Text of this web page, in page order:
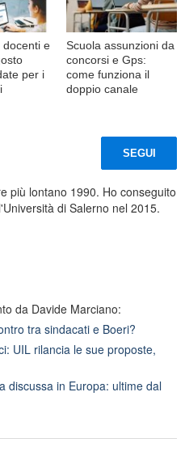
docenti e
per i
Scuola assunzioni da
concorsi e Gps:
come funziona il
doppio canale
SEGUI
più lontano 1990. Ho conseguito
di Salerno nel 2015.
da Davide Marciano:
tra sindacati e Boeri?
UIL rilancia le sue proposte,
discussa in Europa: ultime dal